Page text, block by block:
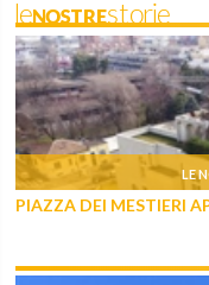
leNOSTREstorie
LE
PIAZZA DEI MESTIERI